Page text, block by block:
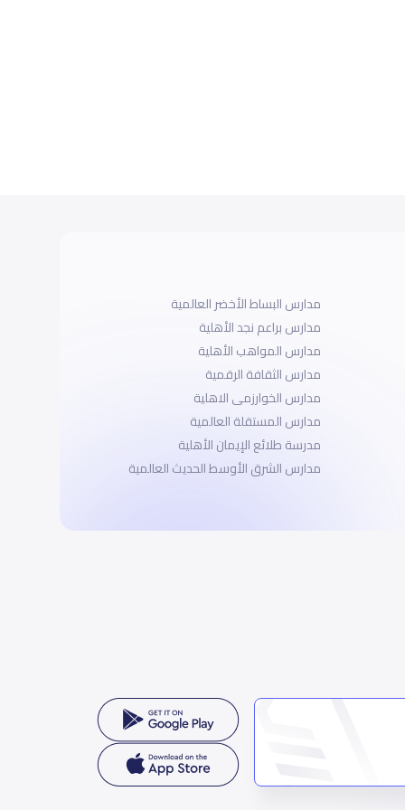
مدارس البساط الأخضر العالمية
مدارس براعم نجد الأهلية
مدارس المواهب الأهلية
مدارس الثقافة الرقمية
مدارس الخوارزمى الاهلية
مدارس المستقلة العالمية
مدرسة طلائع الإيمان الأهلية
مدارس الشرق الأوسط الحديث العالمية